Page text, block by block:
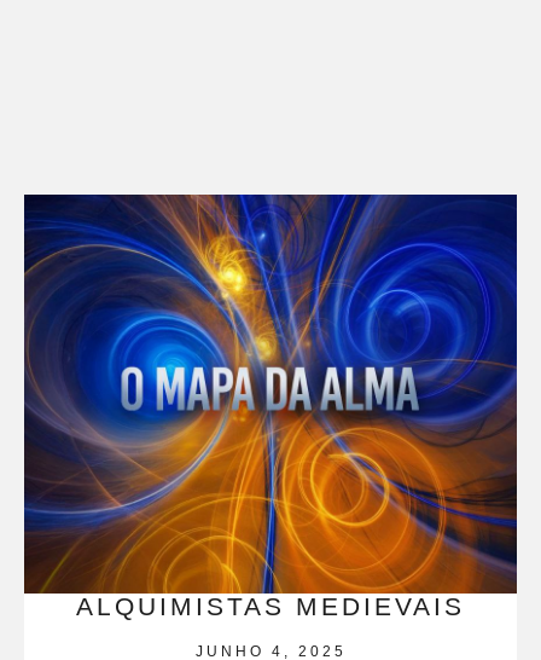
ALQUIMISTAS MEDIEVAIS
JUNHO 4, 2025